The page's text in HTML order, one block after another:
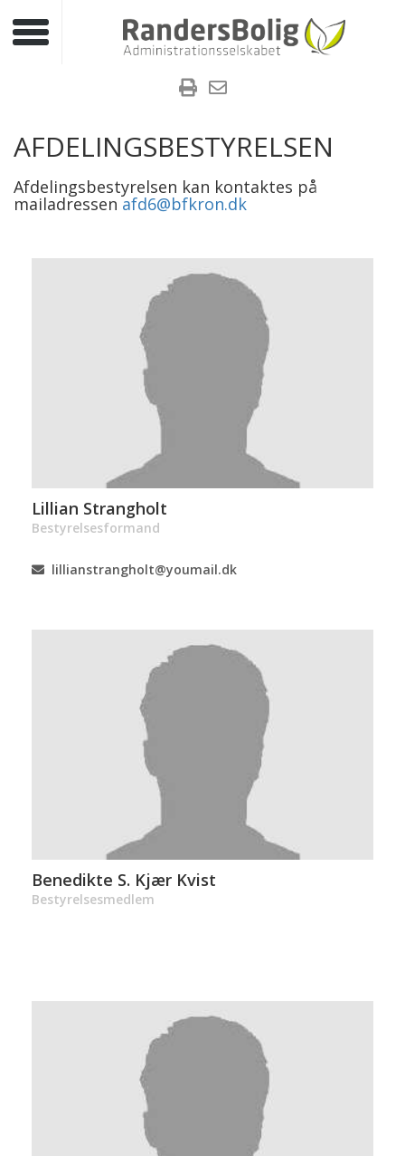
Toggle navigation
AFDELINGSBESTYRELSEN
Afdelingsbestyrelsen kan kontaktes på
mailadressenafd6@bfkron.dk
Lillian Strangholt
Bestyrelsesformand
lillianstrangholt@youmail.dk
Benedikte S. Kjær Kvist
Bestyrelsesmedlem